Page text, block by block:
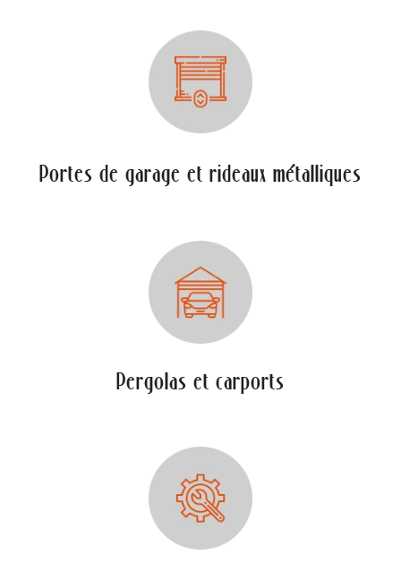
Portes de garage et rideaux métalliques
Pergolas et carports